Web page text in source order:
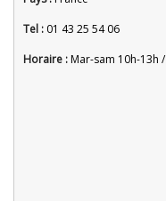
Tel : 01 43 25 54 06
Horaire :Mar-sam 10h-13h